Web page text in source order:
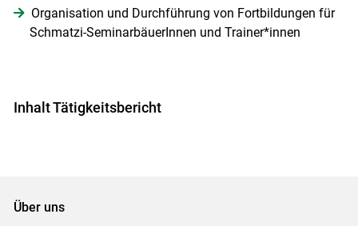
Organisation und Durchführung von Fortbildungen für
Schmatzi-SeminarbäuerInnen und Trainer*innen
Inhalt Tätigkeitsbericht
Über uns